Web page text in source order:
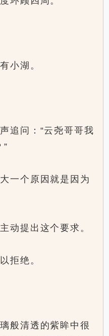
小湖。
追问：“云尧哥哥我
一个原因就是因为
动提出这个要求。
拒绝。
般清透的紫眸中很